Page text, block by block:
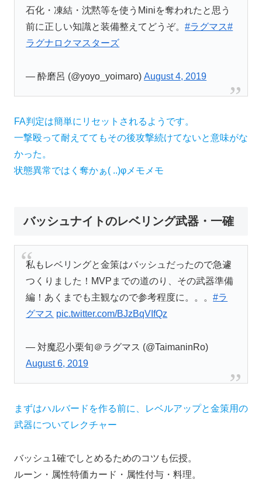
石化・凍結・沈黙等を使うMiniを奪われたと思う
前に正しい知識と装備整えてどうぞ。#ラグマス#
ラグナロクマスターズ
— 酔磨呂 (@yoyo_yoimaro)August 4, 2019
FA判定は簡単にリセットされるようです。
一撃殴って耐えててもその後攻撃続けてないと意味がな
かった。
状態異常ではく奪かぁ( ..)φメモメモ
バッシュナイトのレベリング武器・一確
私もレベリングと金策はバッシュだったので急遽
つくりました！MVPまでの道のり、その武器準備
編！あくまでも主観なので参考程度に。。。#ラ
グマス pic.twitter.com/BJzBqVIfQz
— 対魔忍小栗旬＠ラグマス (@TaimaninRo)
August 6, 2019
まずはハルバードを作る前に、レベルアップと金策用の
武器についてレクチャー
バッシュ1確でしとめるためのコツも伝授。
ルーン・属性特価カード・属性付与・料理。